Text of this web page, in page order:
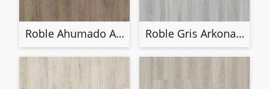
Roble Ahumado Alliston 40341Roble Gris Arkona 40338